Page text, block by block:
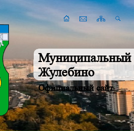
Муниципальный
Жулебино
Официальный сайт